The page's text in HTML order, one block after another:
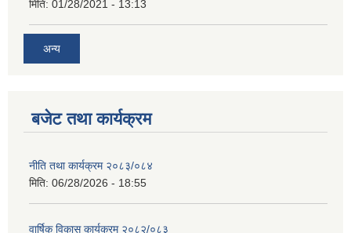
मिति: 01/28/2021 - 13:13
अन्य
बजेट तथा कार्यक्रम
नीति तथा कार्यक्रम २०८३/०८४
मिति: 06/28/2026 - 18:55
वार्षिक विकास कार्यक्रम २०८२/०८३